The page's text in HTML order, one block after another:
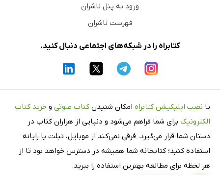
ورود به پنل ناشران
فهرست ناشران
کتابراه را در شبکه‌های اجتماعی دنبال کنید.
با نصب اپلیکیشن کتابراه امکان شنیدن کتاب صوتی و خرید کتاب
الکترونیک برای شما فراهم می‌شود و دنیایی از هزاران کتاب در
دستان شما قرار می‌گیرد. فرقی نمی‌کند از موبایل، تبلت یا رایانه
استفاده کنید؛ کتابخانه شما همیشه در دسترس خواهد بود تا از
هر لحظه برای مطالعه بهترین استفاده را ببرید.